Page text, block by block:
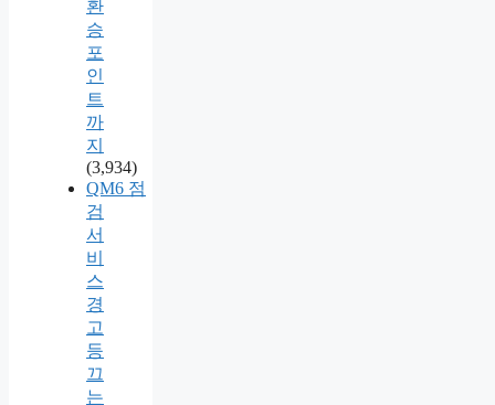
환
승
포
인
트
까
지
(3,934)
QM6 점
검
서
비
스
경
고
등
끄
는